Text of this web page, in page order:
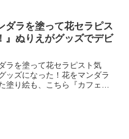
虫たちにとっても心地がいい
、花サロンとして...
ダラを塗って花セラピス
』ぬりえがグッズでデビ
ラを塗って花セラピスト気
ッズになった！花をマンダラ
塗り絵も、こちら『カフェ・